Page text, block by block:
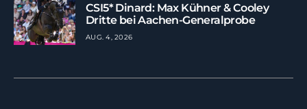
CSI5* Dinard: Max Kühner & Cooley
Dritte bei Aachen-Generalprobe
AUG. 4, 2026